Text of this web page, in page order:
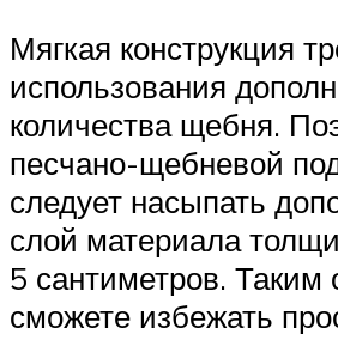
Мягкая конструкция
использования
количества щебня.
песчано-щебневой
следует насыпать
слой материала
5 сантиметров. Таким
сможете избежать